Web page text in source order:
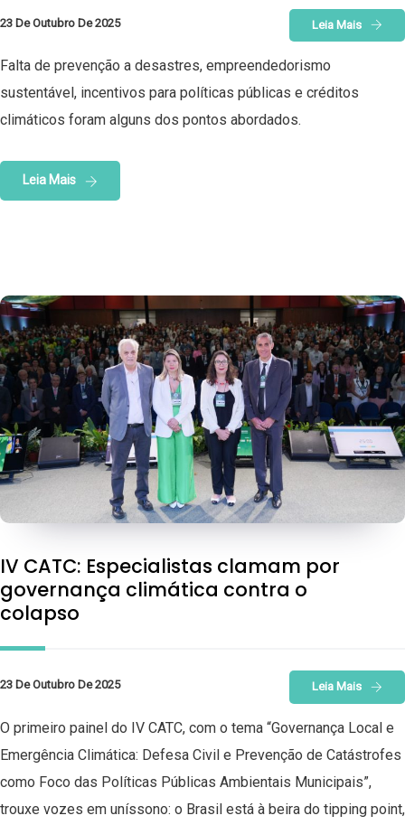
23 De Outubro De 2025 Leia Mais
Falta de prevenção a desastres, empreendedorismo
sustentável, incentivos para políticas públicas e créditos
climáticos foram alguns dos pontos abordados.
Leia Mais
IV CATC: Especialistas clamam por
governança climática contra o
colapso
23 De Outubro De 2025 Leia Mais
O primeiro painel do IV CATC, com o tema “Governança Local e
Emergência Climática: Defesa Civil e Prevenção de Catástrofes
como Foco das Políticas Públicas Ambientais Municipais”,
trouxe vozes em uníssono: o Brasil está à beira do tipping point,